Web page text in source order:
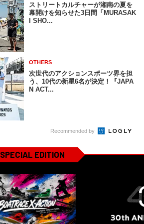
ストリートカルチャーが湘南の夏を
幕開けを知らせた3日間「MURASAK
I SHO...
OTHERS
次世代のアクションスポーツ界を担
う、10代の新星6名が決定！『JAPA
N ACT...
Recommended by
SPECIAL EDITION